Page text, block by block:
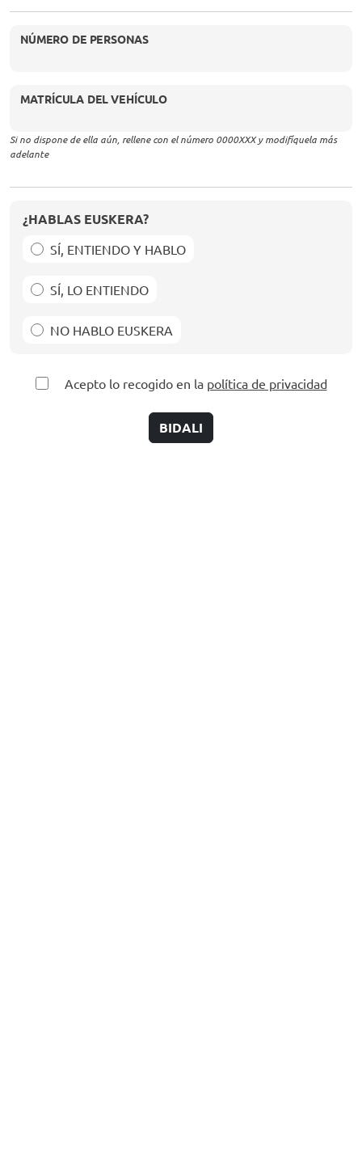
NÚMERO DE PERSONAS
MATRÍCULA DEL VEHÍCULO
Si no dispone de ella aún, rellene con el número 0000XXX y modifíquela más
adelante
¿HABLAS EUSKERA?
SÍ, ENTIENDO Y HABLO
SÍ, LO ENTIENDO
NO HABLO EUSKERA
Acepto lo recogido en la política de privacidad
BIDALI